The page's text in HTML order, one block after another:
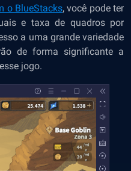
o BlueStacks, você pode ter
e taxa de quadros por
a uma grande variedade
de forma significante a
jogo.